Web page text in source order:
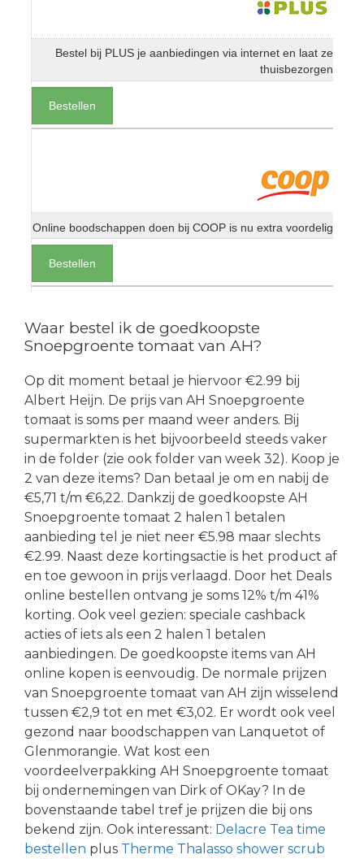
Bestel bij PLUS je aanbiedingen via internet en laat ze
thuisbezorgen
Bestellen
Online boodschappen doen bij COOP is nu extra voordelig
Bestellen
Waar bestel ik de goedkoopste
Snoepgroente tomaat van AH?
Op dit moment betaal je hiervoor €2.99 bij
Albert Heijn. De prijs van AH Snoepgroente
tomaat is soms per maand weer anders. Bij
supermarkten is het bijvoorbeeld steeds vaker
in de folder (zie ook folder van week 32). Koop je
2 van deze items? Dan betaal je om en nabij de
€5,71 t/m €6,22. Dankzij de goedkoopste AH
Snoepgroente tomaat 2 halen 1 betalen
aanbieding tel je niet neer €5.98 maar slechts
€2.99. Naast deze kortingsactie is het product af
en toe gewoon in prijs verlaagd. Door het Deals
online bestellen ontvang je soms 12% t/m 41%
korting. Ook veel gezien: speciale cashback
acties of iets als een 2 halen 1 betalen
aanbiedingen. De goedkoopste items van AH
online kopen is eenvoudig. De normale prijzen
van Snoepgroente tomaat van AH zijn wisselend
tussen €2,9 tot en met €3,02. Er wordt ook veel
gezond naar boodschappen van Lanquetot of
Glenmorangie. Wat kost een
voordeelverpakking AH Snoepgroente tomaat
bij ondernemingen van Dirk of OKay? In de
bovenstaande tabel tref je prijzen die bij ons
bekend zijn. Ook interessant: Delacre Tea time
bestellen plus Therme Thalasso shower scrub